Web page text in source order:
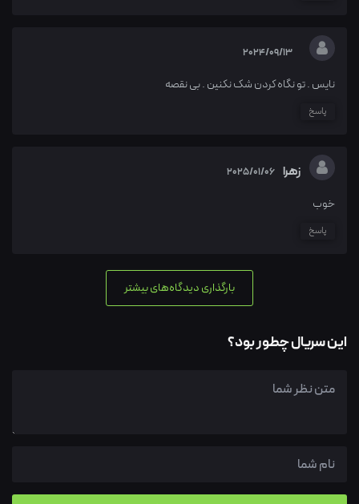
2024/09/13
نایس . تو نگاه کردن شک نکنین . بی نقصه
پاسخ
زهرا 2025/01/06
خوب
پاسخ
بارگذاری دیدگاه‌های بیشتر
این سریال چطور بود؟